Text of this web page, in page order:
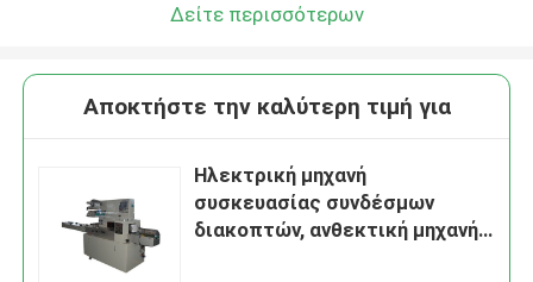
Δείτε περισσότερων
Αποκτήστε την καλύτερη τιμή για
Ηλεκτρική μηχανή
συσκευασίας συνδέσμων
διακοπτών, ανθεκτική μηχανή